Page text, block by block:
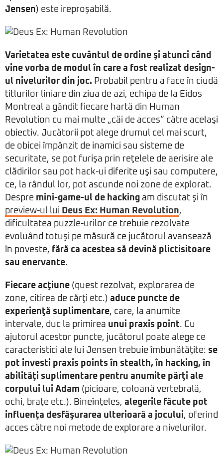
Jensen) este ireproşabilă.
Varietatea este cuvântul de ordine şi atunci când
vine vorba de modul în care a fost realizat design-
ul nivelurilor din joc. Probabil pentru a face în ciudă
titlurilor liniare din ziua de azi, echipa de la Eidos
Montreal a gândit fiecare hartă din Human
Revolution cu mai multe „căi de acces” către acelaşi
obiectiv. Jucătorii pot alege drumul cel mai scurt,
de obicei împânzit de inamici sau sisteme de
securitate, se pot furişa prin reţelele de aerisire ale
clădirilor sau pot hack-ui diferite uşi sau computere,
ce, la rândul lor, pot ascunde noi zone de explorat.
Despre mini-game-ul de hacking am discutat şi în
preview-ul lui Deus Ex: Human Revolution,
dificultatea puzzle-urilor ce trebuie rezolvate
evoluând totuşi pe măsură ce jucătorul avansează
în poveste, fără ca acestea să devină plictisitoare
sau enervante.
Fiecare acţiune (quest rezolvat, explorarea de
zone, citirea de cărţi etc.) aduce puncte de
experienţă suplimentare, care, la anumite
intervale, duc la primirea unui praxis point. Cu
ajutorul acestor puncte, jucătorul poate alege ce
caracteristici ale lui Jensen trebuie îmbunătăţite: se
pot investi praxis points în stealth, în hacking, în
abilităţi suplimentare pentru anumite părţi ale
corpului lui Adam (picioare, coloană vertebrală,
ochi, braţe etc.). Bineînţeles, alegerile făcute pot
influenţa desfăşurarea ulterioară a jocului, oferind
acces către noi metode de explorare a nivelurilor.